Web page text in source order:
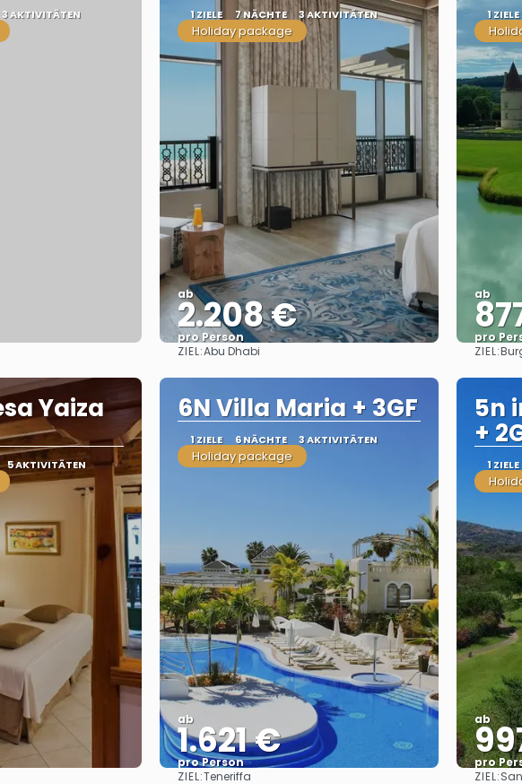
3 AKTIVITÄTEN 1 ZIELE 7 NÄCHTE 3 AKTIVITÄTEN
Holiday package
ab
2.208 €
pro Person
ZIEL:Abu Dhabi
1 ZIELE
ab
pro
ZIEL:
Yaiza
5 AKTIVITÄTEN
6N Villa Maria + 3GF
1 ZIELE 6 NÄCHTE 3 AKTIVITÄTEN
Holiday package
ab
1.621 €
pro Person
ZIEL:Teneriffa
5n
+
1 ZIELE
ab
pro
ZIEL: